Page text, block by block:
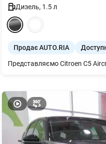
Дизель, 1.5л
Продає AUTO.RIA